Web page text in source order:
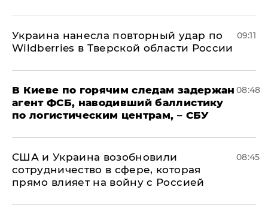
Украина нанесла повторный удар по
Wildberries в Тверской области России
09:11
В Киеве по горячим следам задержан
агент ФСБ, наводивший баллистику
по логистическим центрам, – СБУ
08:48
США и Украина возобновили
сотрудничество в сфере, которая
прямо влияет на войну с Россией
08:45